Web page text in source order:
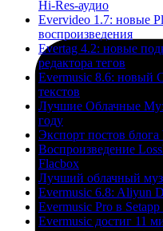
Hi-Res-аудио
Evervideo 1.7: новые
воспроизведения
Evertag 4.2: новые
редактора тегов
Evermusic 8.6: новый
текстов
Лучшие Облачные
году
Экспорт постов
Воспроизведение
Flacbox
Лучший облачный
Evermusic 6.8: Aliyun
Evermusic Pro в
Evermusic достиг 11